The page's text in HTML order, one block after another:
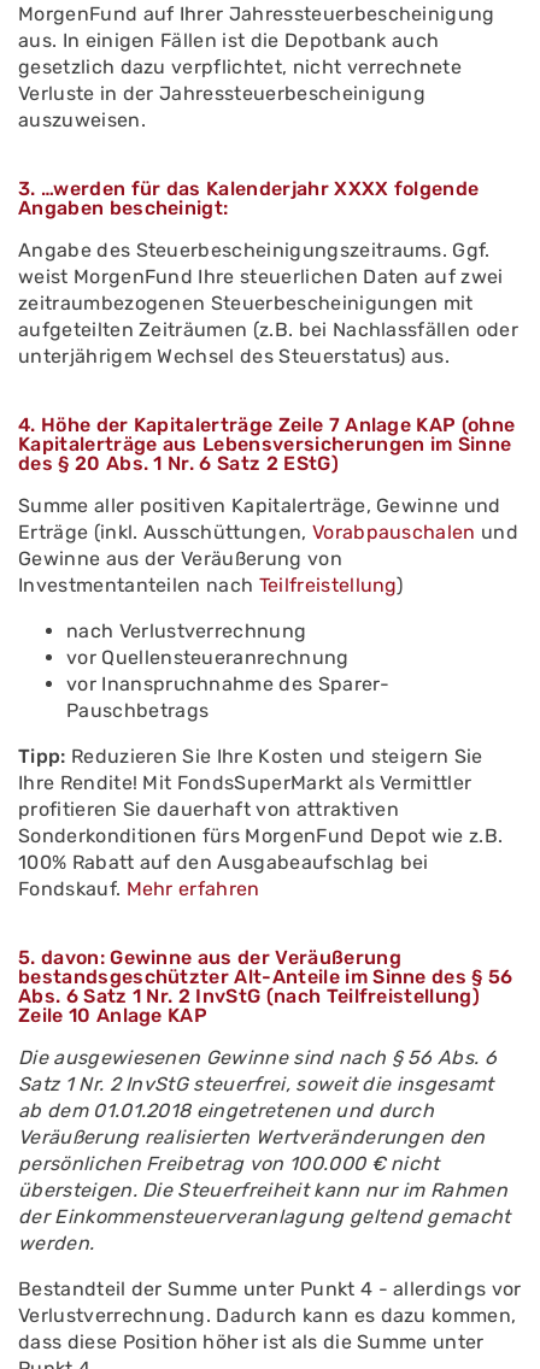
MorgenFund auf Ihrer Jahressteuerbescheinigung
aus. In einigen Fällen ist die Depotbank auch
gesetzlich dazu verpflichtet, nicht verrechnete
Verluste in der Jahressteuerbescheinigung
auszuweisen.
3. …werden für das Kalenderjahr XXXX folgende
Angaben bescheinigt:
Angabe des Steuerbescheinigungszeitraums. Ggf.
weist MorgenFund Ihre steuerlichen Daten auf zwei
zeitraumbezogenen Steuerbescheinigungen mit
aufgeteilten Zeiträumen (z.B. bei Nachlassfällen oder
unterjährigem Wechsel des Steuerstatus) aus.
4. Höhe der Kapitalerträge Zeile 7 Anlage KAP (ohne
Kapitalerträge aus Lebensversicherungen im Sinne
des § 20 Abs. 1 Nr. 6 Satz 2 EStG)
Summe aller positiven Kapitalerträge, Gewinne und
Erträge (inkl. Ausschüttungen, Vorabpauschalen und
Gewinne aus der Veräußerung von
Investmentanteilen nach Teilfreistellung)
nach Verlustverrechnung
vor Quellensteueranrechnung
vor Inanspruchnahme des Sparer-
Pauschbetrags
Tipp: Reduzieren Sie Ihre Kosten und steigern Sie
Ihre Rendite! Mit FondsSuperMarkt als Vermittler
profitieren Sie dauerhaft von attraktiven
Sonderkonditionen fürs MorgenFund Depot wie z.B.
100% Rabatt auf den Ausgabeaufschlag bei
Fondskauf. Mehr erfahren
5. davon: Gewinne aus der Veräußerung
bestandsgeschützter Alt-Anteile im Sinne des § 56
Abs. 6 Satz 1 Nr. 2 InvStG (nach Teilfreistellung)
Zeile 10 Anlage KAP
Die ausgewiesenen Gewinne sind nach § 56 Abs. 6
Satz 1 Nr. 2 InvStG steuerfrei, soweit die insgesamt
ab dem 01.01.2018 eingetretenen und durch
Veräußerung realisierten Wertveränderungen den
persönlichen Freibetrag von 100.000 € nicht
übersteigen. Die Steuerfreiheit kann nur im Rahmen
der Einkommensteuerveranlagung geltend gemacht
werden.
Bestandteil der Summe unter Punkt 4 - allerdings vor
Verlustverrechnung. Dadurch kann es dazu kommen,
dass diese Position höher ist als die Summe unter